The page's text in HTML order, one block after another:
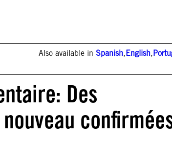
Also available inSpanish,English,
Des